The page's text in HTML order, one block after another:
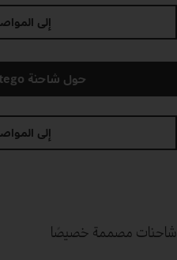
إلى
حول شاحنة Atego لنقل مواد البناء
إلى
شاحنات مصممة خصيصًا